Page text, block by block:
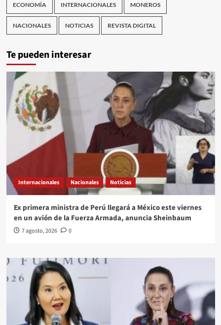
ECONOMÍA INTERNACIONALES MONEROS
NACIONALES NOTICIAS REVISTA DIGITAL
Te pueden interesar
Internacionales Nacionales Noticias
Ex primera ministra de Perú llegará a México este viernes
en un avión de la Fuerza Armada, anuncia Sheinbaum
7 agosto, 2026 0